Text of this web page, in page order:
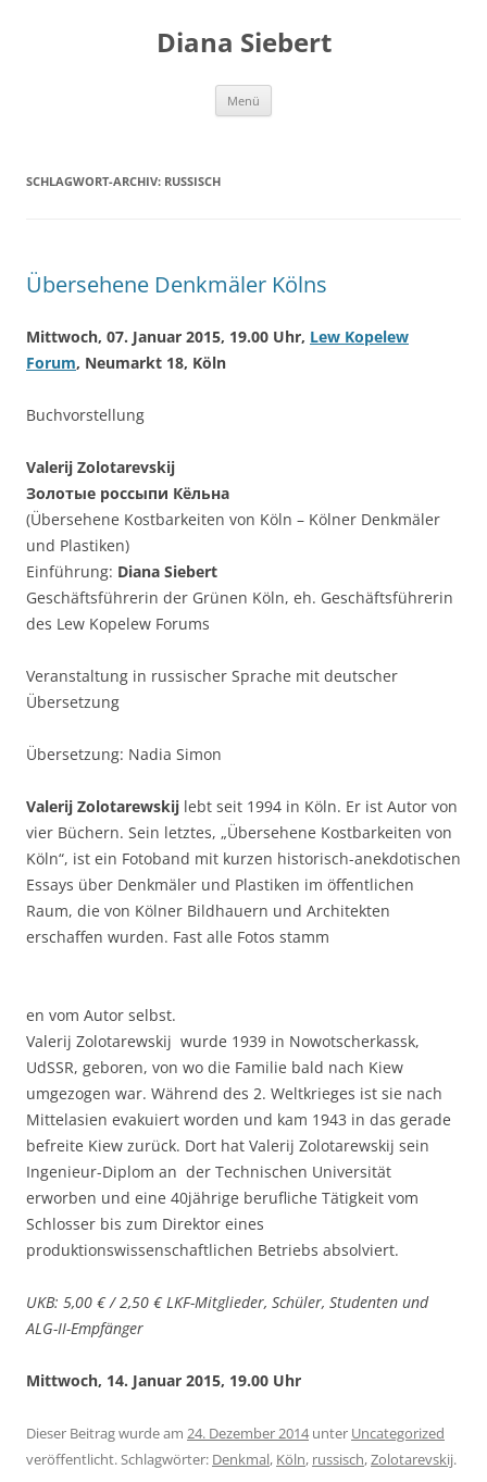
Diana Siebert
Menü
SCHLAGWORT-ARCHIV: RUSSISCH
Übersehene Denkmäler Kölns
Mittwoch, 07. Januar 2015, 19.00 Uhr, Lew Kopelew
Forum, Neumarkt 18, Köln
Buchvorstellung
Valerij Zolotarevskij
Золотые россыпи Кёльна
(Übersehene Kostbarkeiten von Köln – Kölner Denkmäler
und Plastiken)
Einführung: Diana Siebert
Geschäftsführerin der Grünen Köln, eh. Geschäftsführerin
des Lew Kopelew Forums
Veranstaltung in russischer Sprache mit deutscher
Übersetzung
Übersetzung: Nadia Simon
Valerij Zolotarewskij lebt seit 1994 in Köln. Er ist Autor von
vier Büchern. Sein letztes, „Übersehene Kostbarkeiten von
Köln“, ist ein Fotoband mit kurzen historisch-anekdotischen
Essays über Denkmäler und Plastiken im öffentlichen
Raum, die von Kölner Bildhauern und Architekten
erschaffen wurden. Fast alle Fotos stamm
en vom Autor selbst.
Valerij Zolotarewskij wurde 1939 in Nowotscherkassk,
UdSSR, geboren, von wo die Familie bald nach Kiew
umgezogen war. Während des 2. Weltkrieges ist sie nach
Mittelasien evakuiert worden und kam 1943 in das gerade
befreite Kiew zurück. Dort hat Valerij Zolotarewskij sein
Ingenieur-Diplom an der Technischen Universität
erworben und eine 40jährige berufliche Tätigkeit vom
Schlosser bis zum Direktor eines
produktionswissenschaftlichen Betriebs absolviert.
UKB: 5,00 € / 2,50 € LKF-Mitglieder, Schüler, Studenten und
ALG-II-Empfänger
Mittwoch, 14. Januar 2015, 19.00 Uhr
Dieser Beitrag wurde am 24. Dezember 2014unter Uncategorized
veröffentlicht. Schlagwörter: Denkmal, Köln, russisch,Zolotarevskij.